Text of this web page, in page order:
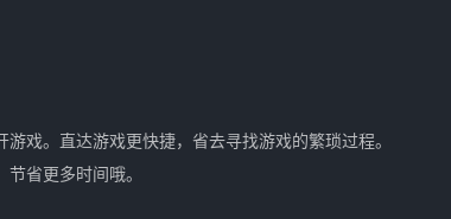
戏。直达游戏更快捷，省去寻找游戏的繁琐过程。
省更多时间哦。